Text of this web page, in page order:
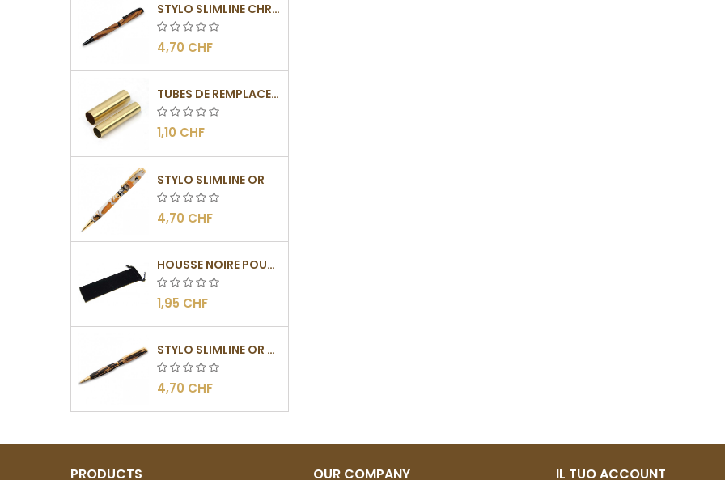
STYLO SLIMLINE CHROMÉ NOIR
4,70 CHF
TUBES DE REMPLACEMENT POUR MÉCANISMES SLIMLINE
1,10 CHF
STYLO SLIMLINE OR
4,70 CHF
HOUSSE NOIRE POUR STYLOS
1,95 CHF
STYLO SLIMLINE OR - BARRETTE PLATE
4,70 CHF
PRODUCTS OUR COMPANY IL TUO ACCOUNT